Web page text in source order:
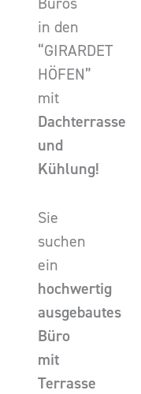
in den
“GIRARDET
HÖFEN”
mit
Dachterrasse
und
Kühlung!
Sie
suchen
ein
hochwertig
ausgebautes
Büro
mit
Terrasse